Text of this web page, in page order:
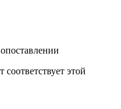
соответствует этой